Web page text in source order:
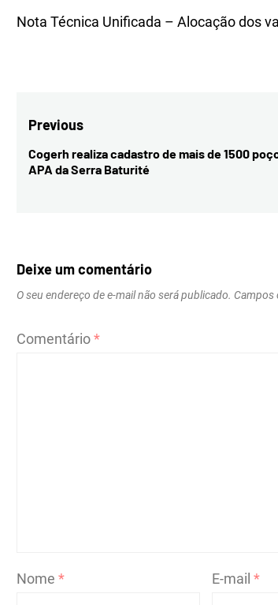
Nota Técnica Unificada – Alocação dos
Navegação
de
Previous
Previous
post:
Cogerh realiza cadastro de mais de 1500
APA da Serra Baturité
Deixe um comentário
O seu endereço de e-mail não será publicado. Campos
Comentário*
Nome* E-mail *